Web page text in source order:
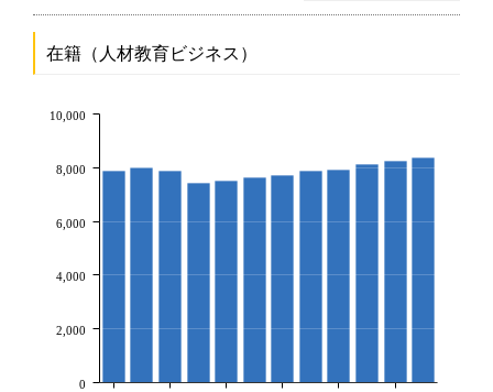
在籍（人材教育ビジネス）
0
2,000
4,000
6,000
8,000
10,000